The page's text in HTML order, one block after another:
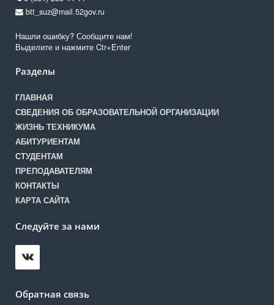
btt_suz@mail.52gov.ru
Нашли ошибку? Сообщите нам!
Выделите и нажмите Ctr+Enter
Разделы
ГЛАВНАЯ
СВЕДЕНИЯ ОБ ОБРАЗОВАТЕЛЬНОЙ ОРГАНИЗАЦИИ
ЖИЗНЬ ТЕХНИКУМА
АБИТУРИЕНТАМ
СТУДЕНТАМ
ПРЕПОДАВАТЕЛЯМ
КОНТАКТЫ
КАРТА САЙТА
Следуйте за нами
Обратная связь